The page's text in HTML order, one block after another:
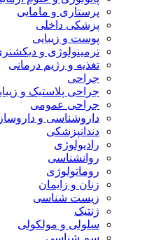
پرستاری و مامایی
پزشکی داخلی
پوست و زیبایی
ترمینولوژی و
تغذیه و رژیم درمانی
جراحی
جراحی پلاستیک و
جراحی عمومی
داروشناسی و
دندانپزشکی
رادیولوژی
روانشناسی
روماتولوژی
زنان و زایمان
زیست شناسی
ژنتیک
سلولی و مولکولی
سم شناسی